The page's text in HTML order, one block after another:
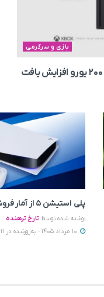
بازی و سرگرمی
پلی استیشن ۵ از آمار فروش PS4 عقب افتاد
نوشته شده توسط تارخ ترهنده